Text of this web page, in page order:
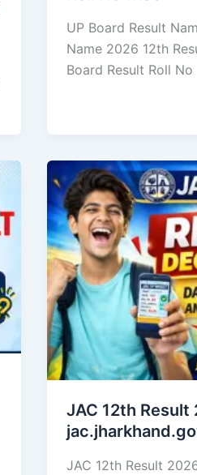
UP Board Result
Name 2026 12th
Board Result Roll No
JAC 12th Result
JAC 12th Result